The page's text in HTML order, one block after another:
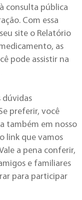
consulta pública
Com essa
site o Relatório
as
pode assistir na
dúvidas
preferir, você
também em nosso
link que vamos
a pena conferir,
e familiares
para participar